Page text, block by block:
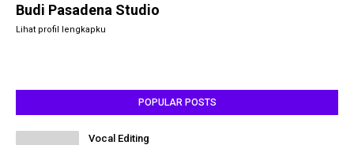
Budi Pasadena Studio
Lihat profil lengkapku
POPULAR POSTS
Vocal Editing